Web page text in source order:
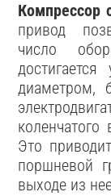
Компрессор
привод
число
диаметром,
Это
поршневой
выходе из